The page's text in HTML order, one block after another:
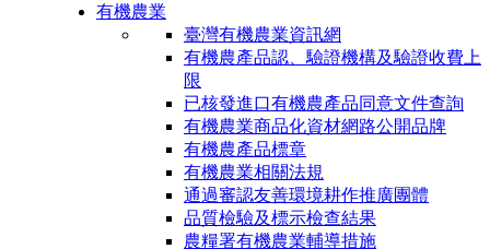
有機農業
臺灣有機農業資訊網
有機農產品認、驗證機構及驗證收費上
限
已核發進口有機農產品同意文件查詢
有機農業商品化資材網路公開品牌
有機農產品標章
有機農業相關法規
通過審認友善環境耕作推廣團體
品質檢驗及標示檢查結果
農糧署有機農業輔導措施